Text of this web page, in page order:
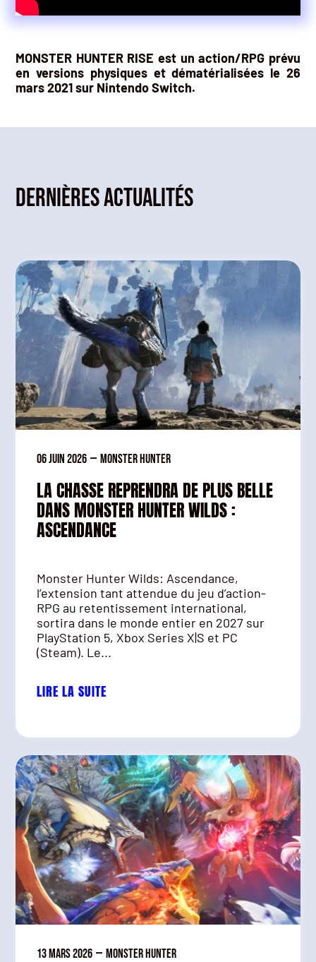
MONSTER HUNTER RISE est un action/RPG prévu
en versions physiques et dématérialisées le 26
mars 2021 sur Nintendo Switch.
Dernières actualités
06 juin 2026 — Monster Hunter
LA CHASSE REPRENDRA DE PLUS BELLE
DANS MONSTER HUNTER WILDS :
ASCENDANCE
Monster Hunter Wilds: Ascendance,
l’extension tant attendue du jeu d’action-
RPG au retentissement international,
sortira dans le monde entier en 2027 sur
PlayStation 5, Xbox Series X|S et PC
(Steam). Le...
LIRE LA SUITE
13 mars 2026 — Monster Hunter